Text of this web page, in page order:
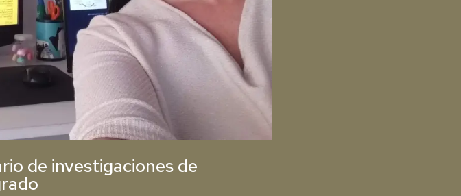
de investigaciones de